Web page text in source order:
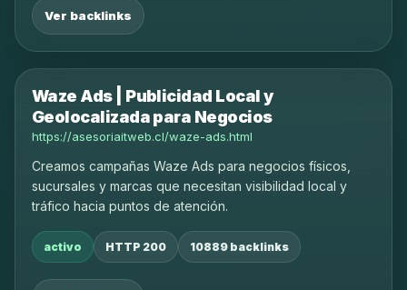
Ver backlinks
Waze Ads | Publicidad Local y
Geolocalizada para Negocios
https://asesoriaitweb.cl/waze-ads.html
Creamos campañas Waze Ads para negocios físicos,
sucursales y marcas que necesitan visibilidad local y
tráfico hacia puntos de atención.
activo HTTP 200 10889 backlinks